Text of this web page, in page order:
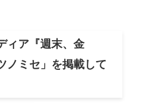
ィア『週末、金
ノミセ」を掲載して